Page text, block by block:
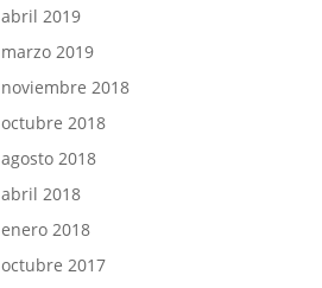
abril 2019
marzo 2019
noviembre 2018
octubre 2018
agosto 2018
abril 2018
enero 2018
octubre 2017